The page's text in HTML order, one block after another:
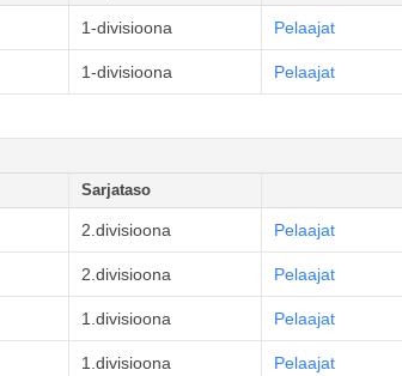
1-divisioona Pelaajat
1-divisioona Pelaajat
Sarjataso
2.divisioona Pelaajat
2.divisioona Pelaajat
1.divisioona Pelaajat
1.divisioona Pelaajat